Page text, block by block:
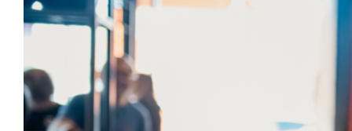
KICKBOKSEN IN